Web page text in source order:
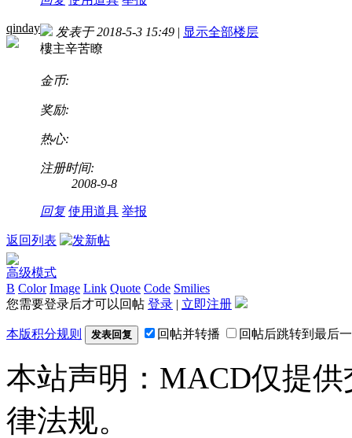
qinday 发表于 2018-5-3 15:49 | 显示全部楼层
樓主辛苦瞭
金币:
奖励:
热心:
注册时间:
2008-9-8
回复 使用道具 举报
返回列表
高级模式
B Color Image Link Quote Code Smilies
您需要登录后才可以回帖 登录 | 立即注册
本版积分规则 发表回复 回帖并转播 回帖后跳转到最后
本站声明：MACD仅提
律法规。